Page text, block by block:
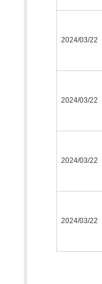
2024/03/22
2024/03/22
2024/03/22
2024/03/22